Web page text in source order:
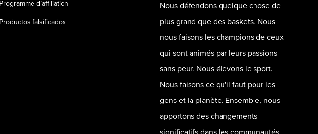
Programme d’affiliation
Productos falsificados
Nous défendons quelque chose de
plus grand que des baskets. Nous
nous faisons les champions de ceux
qui sont animés par leurs passions
sans peur. Nous élevons le sport.
Nous faisons ce qu'il faut pour les
gens et la planète. Ensemble, nous
apportons des changements
significatifs dans les communautés